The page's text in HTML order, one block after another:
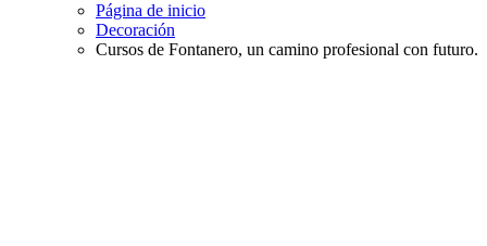
Página de inicio
Decoración
Cursos de Fontanero, un camino profesional con futuro.